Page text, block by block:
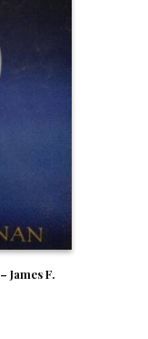
James F.